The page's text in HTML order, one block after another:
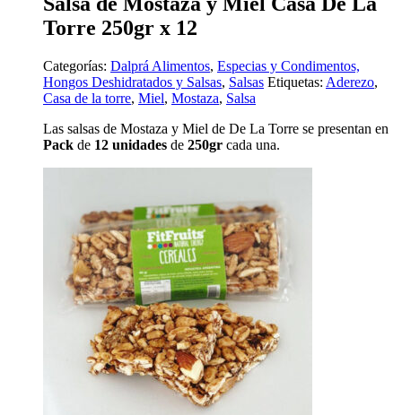
Torre 250gr x 12
Categorías: Dalprá Alimentos, Especias y Condimentos,
Hongos Deshidratados y Salsas, Salsas Etiquetas: Aderezo,
Casa de la torre, Miel, Mostaza, Salsa
Las salsas de Mostaza y Miel de De La Torre se presentan en
Pack de 12 unidades de 250gr cada una.